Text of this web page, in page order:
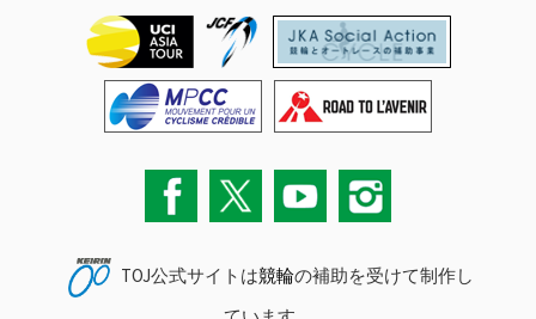
TOJ公式サイトは競輪の補助を受けて制作し